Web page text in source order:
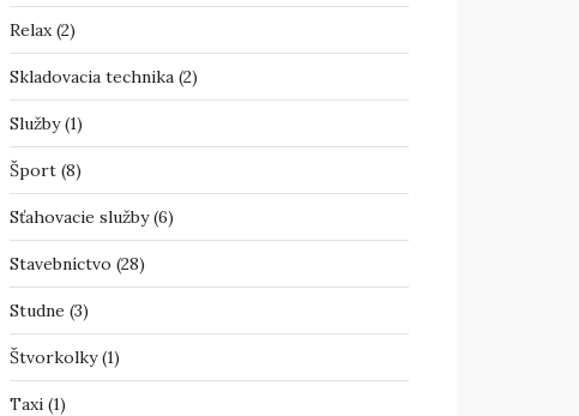
Relax(2)
Skladovacia technika(2)
Služby(1)
Šport(8)
Sťahovacie služby(6)
Stavebníctvo (28)
Studne (3)
Štvorkolky(1)
Taxi(1)